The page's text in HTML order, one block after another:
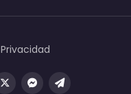
Privacidad